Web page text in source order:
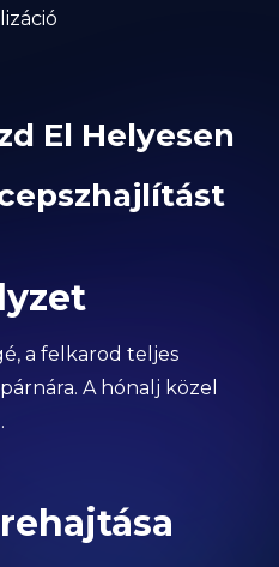
El Helyesen
a felkarod teljes
A hónalj közel